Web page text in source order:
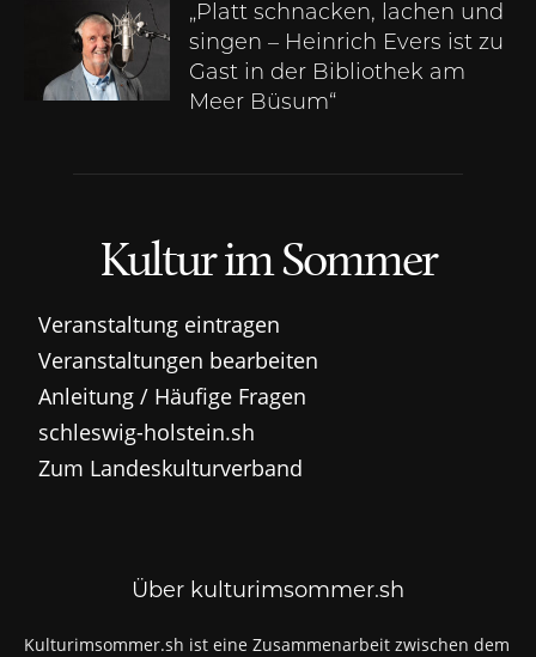
„Platt schnacken, lachen und
singen – Heinrich Evers ist zu
Gast in der Bibliothek am
Meer Büsum“
Kultur im Sommer
Veranstaltung eintragen
Veranstaltungen bearbeiten
Anleitung / Häufige Fragen
schleswig-holstein.sh
Zum Landeskulturverband
Über kulturimsommer.sh
Kulturimsommer.sh ist eine Zusammenarbeit zwischen dem